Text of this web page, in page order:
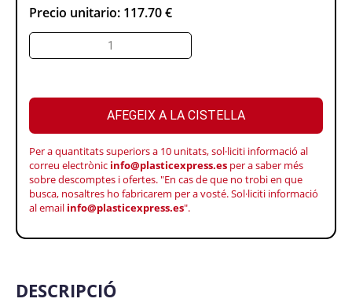
Precio unitario: 117.70 €
AFEGEIX A LA CISTELLA
Per a quantitats superiors a 10 unitats, sol·liciti informació al
correu electrònic info@plasticexpress.es per a saber més
sobre descomptes i ofertes. "En cas de que no trobi en que
busca, nosaltres ho fabricarem per a vosté. Sol·liciti informació
al email info@plasticexpress.es".
DESCRIPCIÓ